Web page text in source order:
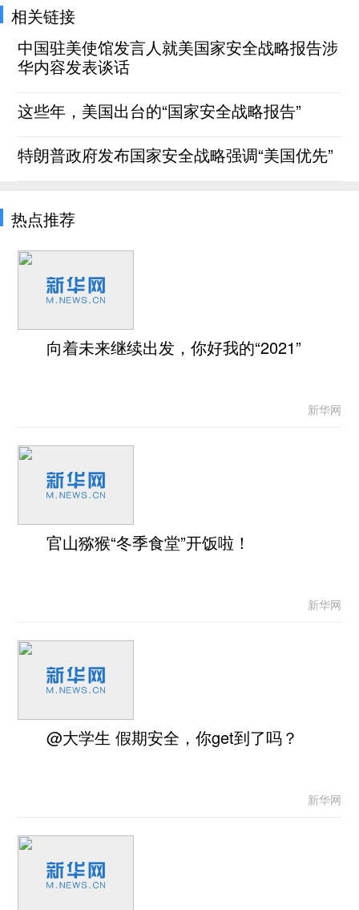
相关链接
中国驻美使馆发言人就美国家安全战略报告涉
华内容发表谈话
这些年，美国出台的“国家安全战略报告”
特朗普政府发布国家安全战略强调“美国优先”
热点推荐
向着未来继续出发，你好我的“2021”
新华网
官山猕猴“冬季食堂”开饭啦！
新华网
@大学生 假期安全，你get到了吗？
新华网